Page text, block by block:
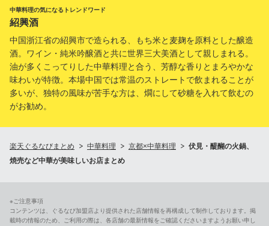
中華料理の気になるトレンドワード
紹興酒
中国浙江省の紹興市で造られる、もち米と麦麹を原料とした醸造
酒。ワイン・純米吟醸酒と共に世界三大美酒として親しまれる。
油が多くこってりした中華料理と合う、芳醇な香りとまろやかな
味わいが特徴。本場中国では常温のストレートで飲まれることが
多いが、独特の風味が苦手な方は、燗にして砂糖を入れて飲むの
がお勧め。
楽天ぐるなびまとめ 中華料理 京都×中華料理
伏見・醍醐の火鍋、
焼売など中華が美味しいお店まとめ
※ご注意事項
コンテンツは、ぐるなび加盟店より提供された店舗情報を再構成して制作しております。掲
載時の情報のため、ご利用の際は、各店舗の最新情報をご確認くださいますようお願い申し